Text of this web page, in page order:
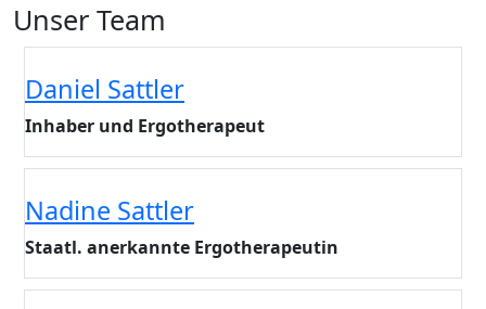
Unser Team
Daniel Sattler
Inhaber und Ergotherapeut
Nadine Sattler
Staatl. anerkannte Ergotherapeutin